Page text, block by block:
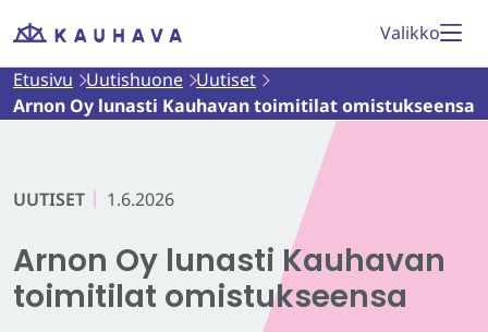
Siirry
Etusivu
Valikko
Etusivu Uutishuone Uutiset
Arnon Oy lunasti Kauhavan toimitilat omistukseensa
UUTISET 1.6.2026
Arnon Oy lunasti Kauhavan
toimitilat omistukseensa